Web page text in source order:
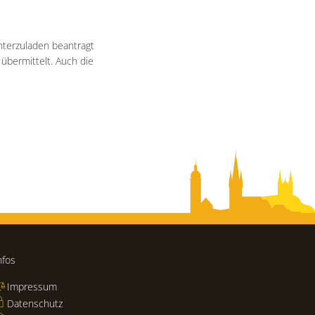
beantragt
Auch die
Impressum
Datenschutz